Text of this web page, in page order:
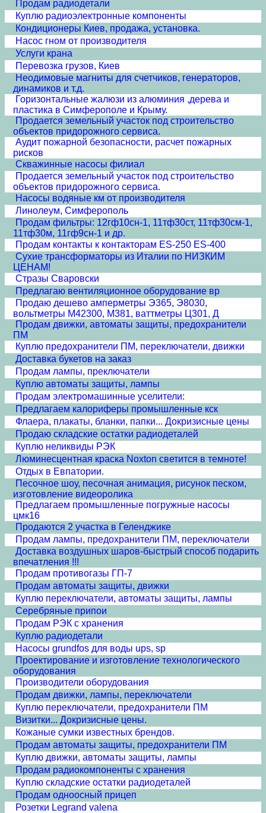
Продам радиодетали
Куплю радиоэлектронные компоненты
Кондиционеры Киев, продажа, установка.
Насос гном от производителя
Услуги крана
Перевозка грузов, Киев
Неодимовые магниты для счетчиков, генераторов,
динамиков и т.д.
Горизонтальные жалюзи из алюминия ,дерева и
пластика в Симферополе и Крыму.
Продается земельный участок под строительство
объектов придорожного сервиса.
Аудит пожарной безопасности, расчет пожарных
рисков
Скважинные насосы филиал
Продается земельный участок под строительство
объектов придорожного сервиса.
Насосы водяные км от производителя
Линолеум, Симферополь
Продам фильтры: 12гф10сн-1, 11тф30ст, 11тф30см-1,
11тф30м, 11гф9сн-1 и др.
Продам контакты к контакторам ES-250 ES-400
Сухие трансформаторы из Италии по НИЗКИМ
ЦЕНАМ!
Стразы Сваровски
Предлагаю вентиляционное оборудование вр
Продаю дешево амперметры Э365, Э8030,
вольтметры М42300, М381, ваттметры Ц301, Д
Продам движки, автоматы защиты, предохранители
ПМ
Куплю предохранители ПМ, переключатели, движки
Доставка букетов на заказ
Продам лампы, преключатели
Куплю автоматы защиты, лампы
Продам электромашинные уселители:
Предлагаем калориферы промышленные кск
Флаера, плакаты, бланки, папки... Докризисные цены
Продаю складские остатки радиодеталей
Куплю неликвиды РЭК
Люминесцентная краска Noxton светится в темноте!
Отдых в Евпатории.
Песочное шоу, песочная анимация, рисунок песком,
изготовление видеоролика
Предлагаем промышленные погружные насосы
цмк16
Продаются 2 участка в Геленджике
Продам лампы, предохранители ПМ, переключатели
Доставка воздушных шаров-быстрый способ подарить
впечатления !!!
Продам противогазы ГП-7
Продам автоматы защиты, движки
Куплю переключатели, автоматы защиты, лампы
Серебряные припои
Продам РЭК с хранения
Куплю радиодетали
Насосы grundfos для воды ups, sp
Проектирование и изготовление технологического
оборудования
Производители оборудования
Продам движки, лампы, переключатели
Куплю переключатели, предохранители ПМ
Визитки... Докризисные цены.
Кожаные сумки известных брендов.
Продам автоматы защиты, предохранители ПМ
Куплю движки, автоматы защиты, лампы
Продам радиокомпоненты с хранения
Куплю складские остатки радиодеталей
Продам одноосный прицеп
Розетки Legrand valena